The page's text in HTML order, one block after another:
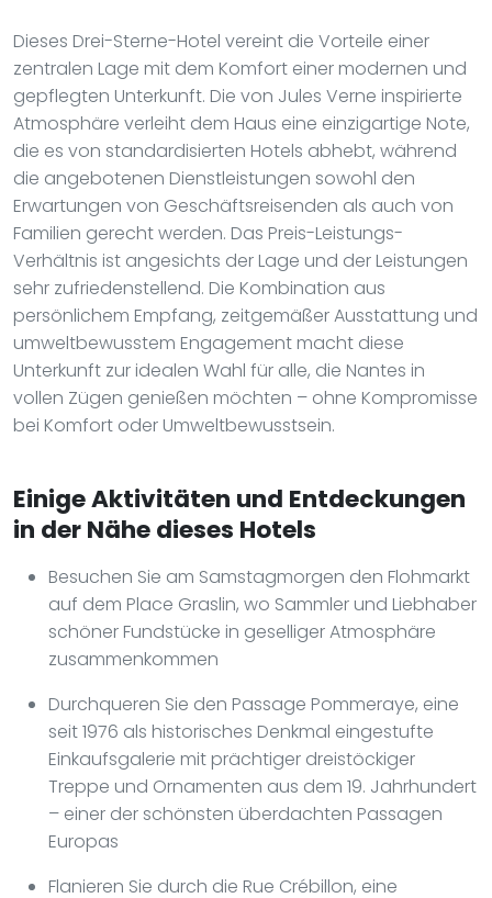
Dieses Drei-Sterne-Hotel vereint die Vorteile einer
zentralen Lage mit dem Komfort einer modernen und
gepflegten Unterkunft. Die von Jules Verne inspirierte
Atmosphäre verleiht dem Haus eine einzigartige Note,
die es von standardisierten Hotels abhebt, während
die angebotenen Dienstleistungen sowohl den
Erwartungen von Geschäftsreisenden als auch von
Familien gerecht werden. Das Preis-Leistungs-
Verhältnis ist angesichts der Lage und der Leistungen
sehr zufriedenstellend. Die Kombination aus
persönlichem Empfang, zeitgemäßer Ausstattung und
umweltbewusstem Engagement macht diese
Unterkunft zur idealen Wahl für alle, die Nantes in
vollen Zügen genießen möchten – ohne Kompromisse
bei Komfort oder Umweltbewusstsein.
Einige Aktivitäten und Entdeckungen
in der Nähe dieses Hotels
Besuchen Sie am Samstagmorgen den Flohmarkt
auf dem Place Graslin, wo Sammler und Liebhaber
schöner Fundstücke in geselliger Atmosphäre
zusammenkommen
Durchqueren Sie den Passage Pommeraye, eine
seit 1976 als historisches Denkmal eingestufte
Einkaufsgalerie mit prächtiger dreistöckiger
Treppe und Ornamenten aus dem 19. Jahrhundert
– einer der schönsten überdachten Passagen
Europas
Flanieren Sie durch die Rue Crébillon, eine